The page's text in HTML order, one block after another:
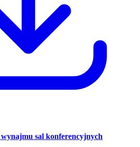
sal konferencyjnych